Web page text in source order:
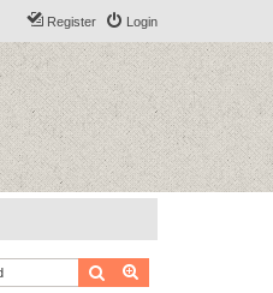
Login
Register
Search